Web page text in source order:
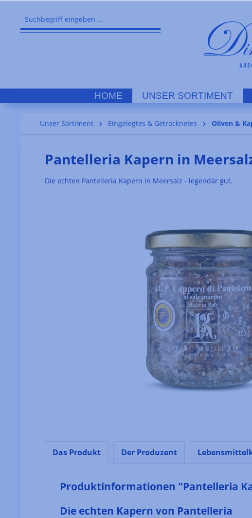
Zur Hauptnavigation springen
HOME UNSER SORTIMENT
Unser Sortiment Eingelegtes & Getrocknetes Oliven &
Pantelleria Kapern in
Die echten Pantelleria Kapern in Meersalz - legendär gut.
Das Produkt Der Produzent
Produktinformationen "Pantelleria
Die echten Kapern von Pantelleria